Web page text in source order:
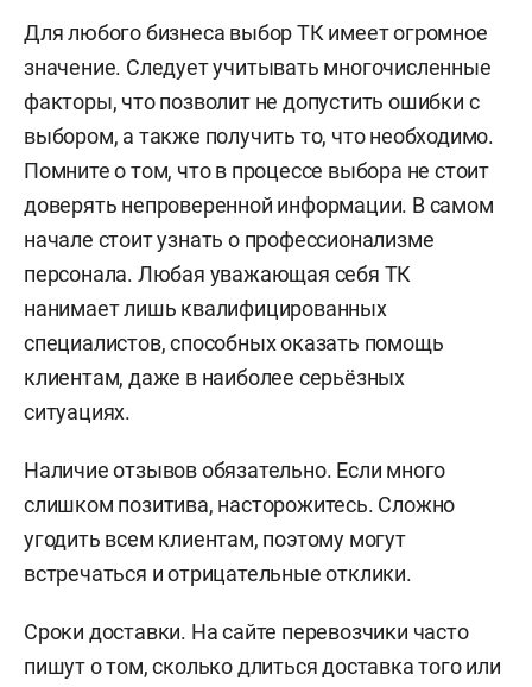
Для любого бизнеса выбор ТК имеет огромное
значение. Следует учитывать многочисленные
факторы, что позволит не допустить ошибки с
выбором, а также получить то, что необходимо.
Помните о том, что в процессе выбора не стоит
доверять непроверенной информации. В самом
начале стоит узнать о профессионализме
персонала. Любая уважающая себя ТК
нанимает лишь квалифицированных
специалистов, способных оказать помощь
клиентам, даже в наиболее серьёзных
ситуациях.
Наличие отзывов обязательно. Если много
слишком позитива, насторожитесь. Сложно
угодить всем клиентам, поэтому могут
встречаться и отрицательные отклики.
Сроки доставки. На сайте перевозчики часто
пишут о том, сколько длиться доставка того или